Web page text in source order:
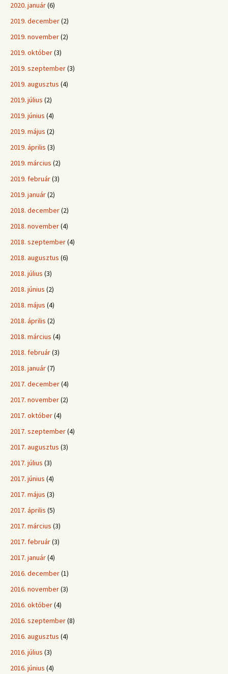
2020. január(6)
2019. december(2)
2019. november(2)
2019. október(3)
2019. szeptember(3)
2019. augusztus (4)
2019. július (2)
2019. június (4)
2019. május (2)
2019. április (3)
2019. március (2)
2019. február(3)
2019. január(2)
2018. december(2)
2018. november(4)
2018. szeptember(4)
2018. augusztus (6)
2018. július (3)
2018. június (2)
2018. május (4)
2018. április (2)
2018. március (4)
2018. február(3)
2018. január(7)
2017. december(4)
2017. november(2)
2017. október(4)
2017. szeptember(4)
2017. augusztus (3)
2017. július (3)
2017. június (4)
2017. május (3)
2017. április (5)
2017. március (3)
2017. február(3)
2017. január(4)
2016. december(1)
2016. november(3)
2016. október(4)
2016. szeptember(8)
2016. augusztus (4)
2016. július (3)
2016. június (4)